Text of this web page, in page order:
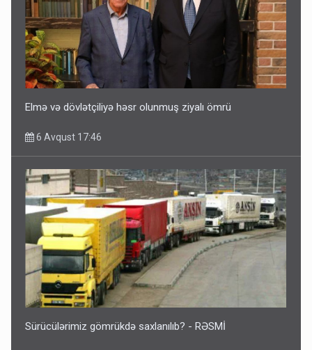
Elmə və dövlətçiliyə həsr olunmuş ziyalı ömrü
6 Avqust 17:46
Sürücülərimiz gömrükdə saxlanılıb? - RƏSMİ